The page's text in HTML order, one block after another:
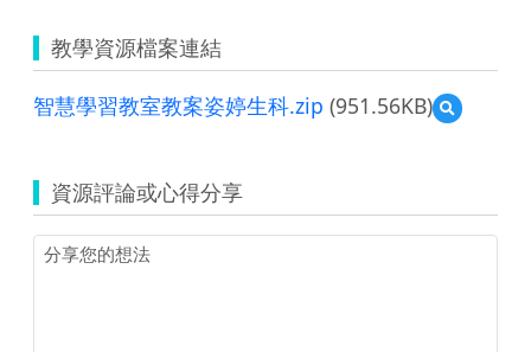
教學資源檔案連結
智慧學習教室教案姿婷生科.zip (951.56KB)
預
覽
習
教
資源評論或心得分享